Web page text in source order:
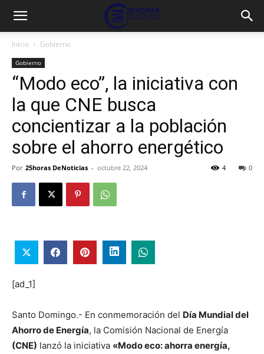
Inicio Gobierno
Gobierno
“Modo eco”, la iniciativa con
la que CNE busca
concientizar a la población
sobre el ahorro energético
Por 25horas DeNoticias - octubre 22, 2024 0
4
[ad_1]
Santo Domingo.- En conmemoración del Día Mundial del
Ahorro de Energía, la Comisión Nacional de Energía
(CNE) lanzó la iniciativa «Modo eco: ahorra energía,